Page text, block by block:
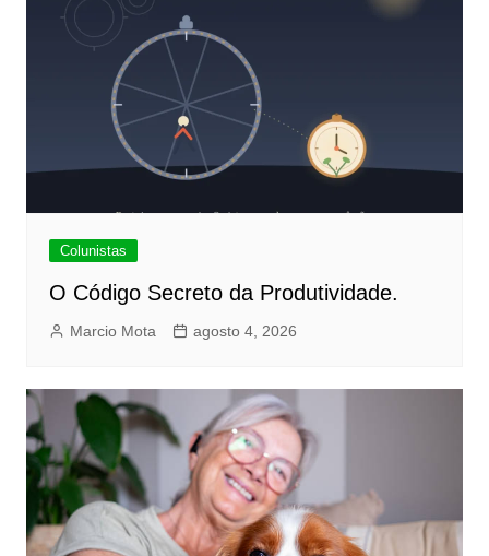
Colunistas
O Código Secreto da Produtividade.
Marcio Mota agosto 4, 2026